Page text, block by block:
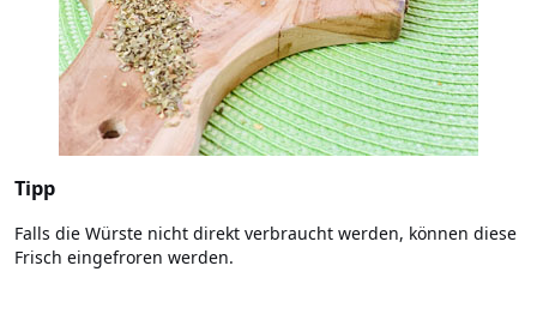
Tipp
Falls die Würste nicht direkt verbraucht werden, können diese
Frisch eingefroren werden.